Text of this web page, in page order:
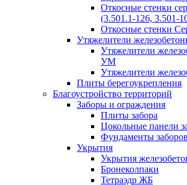
Откосные стенки
(3.501.1-126, 3.501-
Откосные стенки
Утяжелители
Утяжелители
УМ
Утяжелители
Плиты берегоукрепления
Благоустройство территорий
Заборы и ограждения
Плиты забора
Цокольные панели
Фундаменты заборов
Укрытия
Укрытия
Бронеколпаки
Тетраэдр ЖБ